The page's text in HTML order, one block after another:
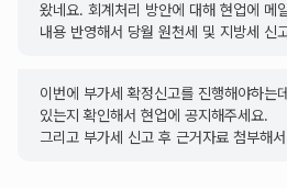
왔네요. 회계처리 방안에 대해 현업에 메
내용 반영해서 당월 원천세 및 지방세 신
이번에 부가세 확정신고를 진행해야하는
있는지 확인해서 현업에 공지해주세요.
그리고 부가세 신고 후 근거자료 첨부해